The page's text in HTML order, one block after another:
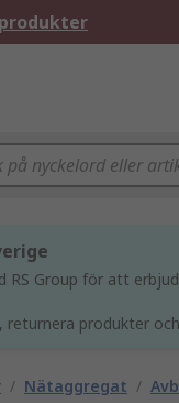
RS Group för att
returnera produkter
/ Nätaggregat /